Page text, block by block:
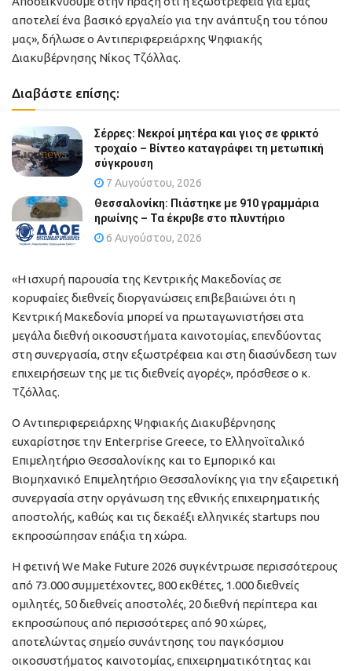
αποτελεί ένα βασικό εργαλείο για την ανάπτυξη του τόπου
μας», δήλωσε ο Αντιπεριφερειάρχης Ψηφιακής
Διακυβέρνησης Νίκος Τζόλλας.
Διαβάστε επίσης:
Σέρρες: Νεκροί μητέρα και γιος σε φρικτό
τροχαίο – Βίντεο καταγράφει τη μετωπική
σύγκρουση
7 Αυγούστου, 2026
Θεσσαλονίκη: Πιάστηκε με 910 γραμμάρια
ηρωίνης – Τα έκρυβε στο πλυντήριο
6 Αυγούστου, 2026
«Η ισχυρή παρουσία της Κεντρικής Μακεδονίας σε
κορυφαίες διεθνείς διοργανώσεις επιβεβαιώνει ότι η
Κεντρική Μακεδονία μπορεί να πρωταγωνιστήσει στα
μεγάλα διεθνή οικοσυστήματα καινοτομίας, επενδύοντας
στη συνεργασία, στην εξωστρέφεια και στη διασύνδεση των
επιχειρήσεων της με τις διεθνείς αγορές», πρόσθεσε ο κ.
Τζόλλας.
Ο Αντιπεριφερειάρχης Ψηφιακής Διακυβέρνησης
ευχαρίστησε την Enterprise Greece, το Ελληνοϊταλικό
Επιμελητήριο Θεσσαλονίκης και το Εμπορικό και
Βιομηχανικό Επιμελητήριο Θεσσαλονίκης για την εξαιρετική
συνεργασία στην οργάνωση της εθνικής επιχειρηματικής
αποστολής, καθώς και τις δεκαέξι ελληνικές startups που
εκπροσώπησαν επάξια τη χώρα.
Η φετινή We Make Future 2026 συγκέντρωσε περισσότερους
από 73.000 συμμετέχοντες, 800 εκθέτες, 1.000 διεθνείς
ομιλητές, 50 διεθνείς αποστολές, 20 διεθνή περίπτερα και
εκπροσώπους από περισσότερες από 90 χώρες,
αποτελώντας σημείο συνάντησης του παγκόσμιου
οικοσυστήματος καινοτομίας, επιχειρηματικότητας και